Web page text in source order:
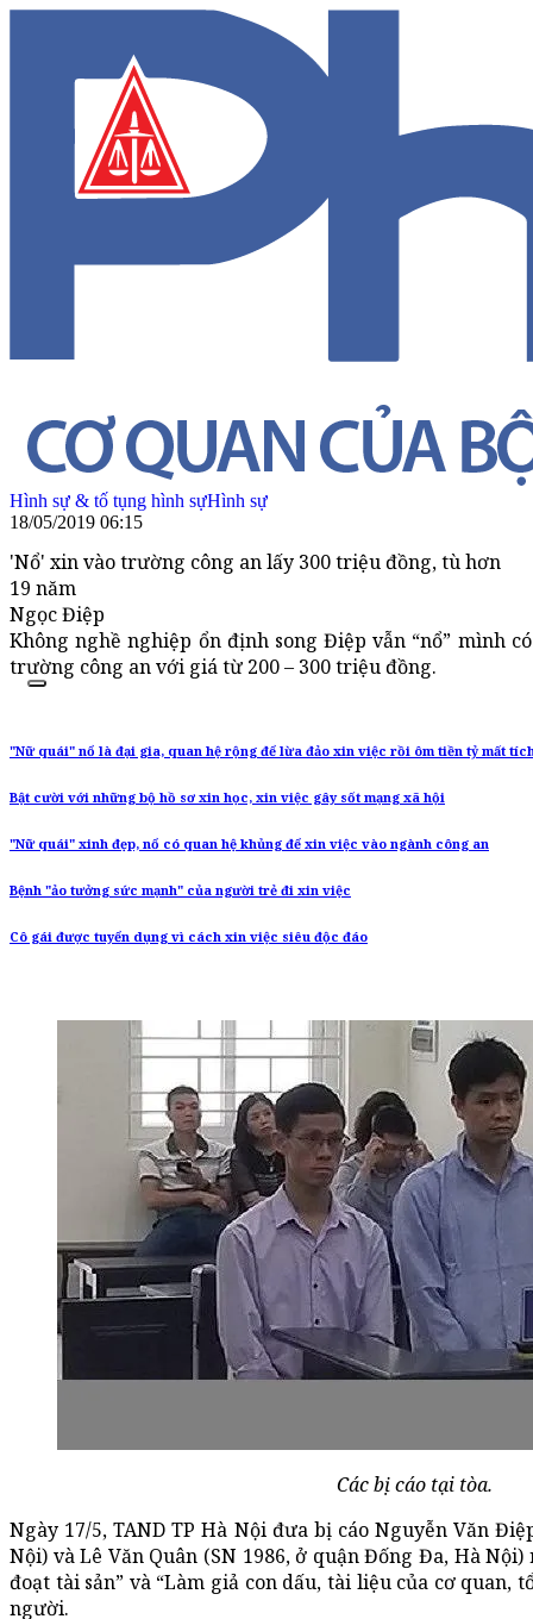
Hình sự & tố tụng hình sựHình sự
18/05/2019 06:15
'Nổ' xin vào trường công an lấy 300 triệu đồng, tù hơn
19 năm
Ngọc Điệp
Không nghề nghiệp ổn định song Điệp vẫn “nổ” mình
trường công an với giá từ 200 – 300 triệu đồng.
"Nữ quái" nổ là đại gia, quan hệ rộng để lừa đảo xin việc rồi ôm tiền tỷ mất
Bật cười với những bộ hồ sơ xin học, xin việc gây sốt mạng xã hội
"Nữ quái" xinh đẹp, nổ có quan hệ khủng để xin việc vào ngành công an
Bệnh "ảo tưởng sức mạnh" của người trẻ đi xin việc
Cô gái được tuyển dụng vì cách xin việc siêu độc đáo
Các bị cáo tại tòa.
Ngày 17/5, TAND TP Hà Nội đưa bị cáo Nguyễn Văn
Nội) và Lê Văn Quân (SN 1986, ở quận Đống Đa, Hà
đoạt tài sản” và “Làm giả con dấu, tài liệu của cơ quan,
người.